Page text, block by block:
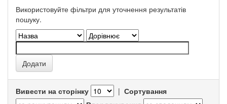
Використовуйте фільтри для уточнення результатів
пошуку.
Вивести на сторінку | Сортування